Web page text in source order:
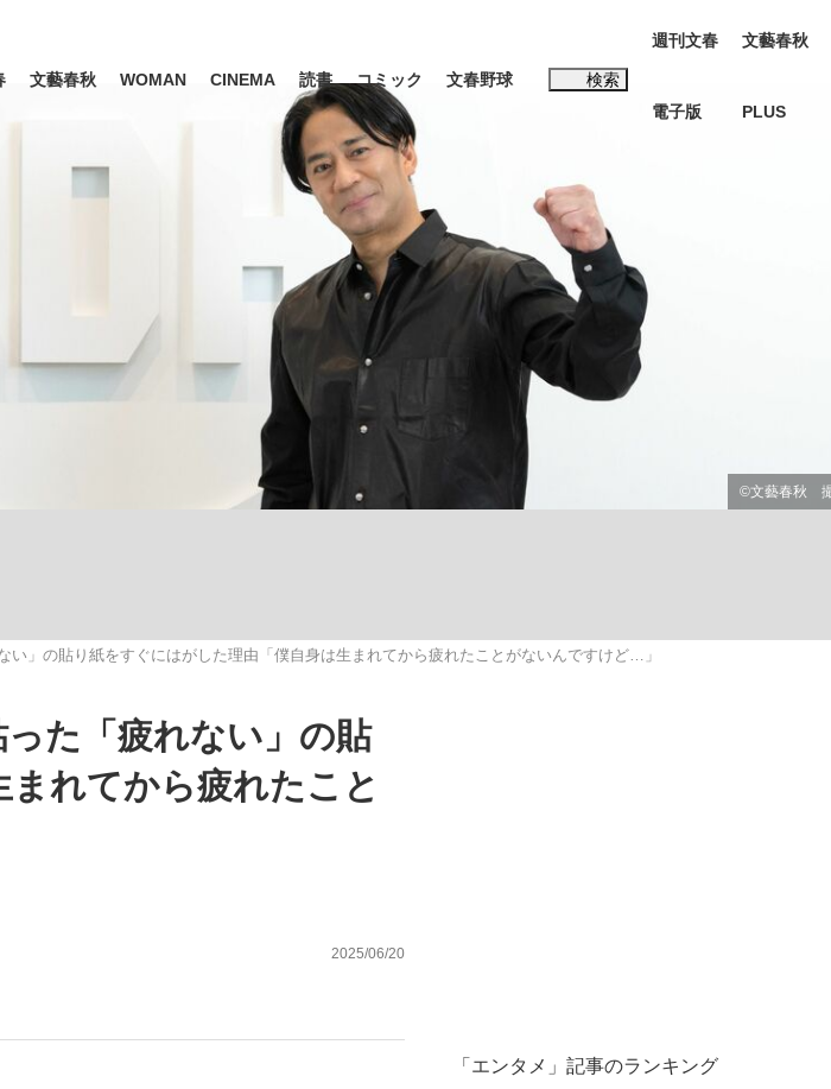
インタビュー
「最悪の空気のまま解散」WBC日本代表“敗戦”の真実 選手が明かす...
「クマが悪者扱いされているのが悲しい」『北の国から』倉本聰氏（91...
観る将棋、読む将棋
文藝春秋 WOMAN CINEMA 読書 コミック 文春野球 検索
#内田有紀
#松田聖子
週刊文春
電子版
文藝春秋
PLUS
い」の貼り紙をすぐにはがした理由「僕自身は生まれてから疲れたことがないんですけど…」
た「疲れない」の貼
れてから疲れたこと
2025/06/20
「エンタメ」記事のランキング